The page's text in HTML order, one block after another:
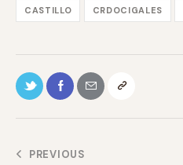
CASTILLO CRDOCIGALES
PREVIOUS